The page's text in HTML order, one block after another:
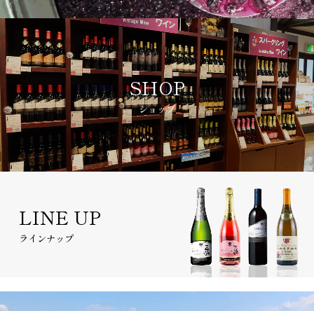
SHOP
ショップ
LINE UP
ラインナップ